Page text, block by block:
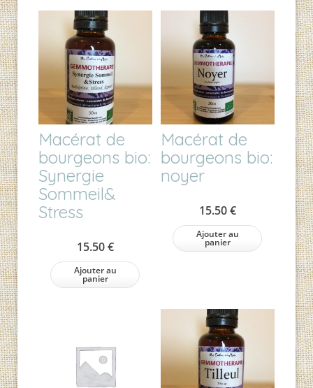
Macérat de
bourgeons bio:
Synergie
Sommeil&
Stress
15.50€
Ajouter au
panier
Macérat de
bourgeons bio:
noyer
15.50€
Ajouter au
panier